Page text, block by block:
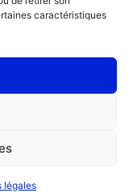
caractéristiques
légales